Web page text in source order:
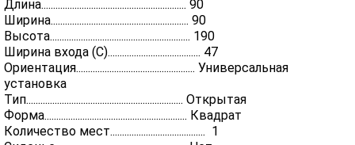
Длина............................................................. 90
Ширина.......................................................... 90
Высота........................................................... 190
Ширина входа (С)....................................... 47
Ориентация.................................................. Универсальная
установка
Тип.................................................................. Открытая
Форма............................................................ Квадрат
Количество мест........................................ 1